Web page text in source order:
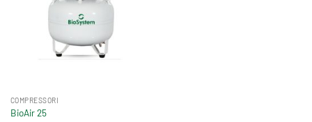
COMPRESSORI
BioAir 25